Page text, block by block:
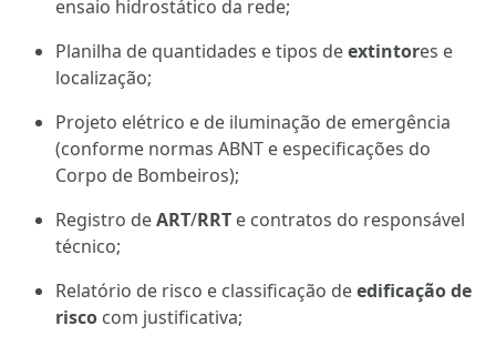
ensaio hidrostático da rede;
Planilha de quantidades e tipos deextintores e
localização;
Projeto elétrico e de iluminação de emergência
(conforme normas ABNT e especificações do
Corpo de Bombeiros);
Registro deART/RRT e contratos do responsável
técnico;
Relatório de risco e classificação deedificação de
risco com justificativa;